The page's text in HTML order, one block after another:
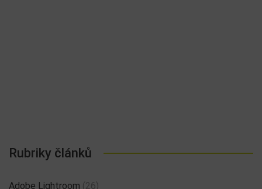
Rubriky článků
Adobe Lightroom (26)